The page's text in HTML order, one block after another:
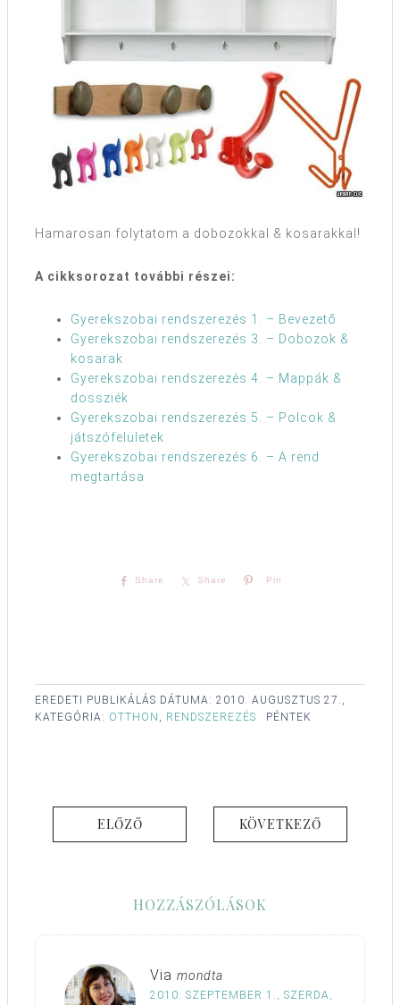
Hamarosan folytatom a dobozokkal & kosarakkal!
A cikksorozat további részei:
Gyerekszobai rendszerezés 1. – Bevezető
Gyerekszobai rendszerezés 3. – Dobozok &
kosarak
Gyerekszobai rendszerezés 4. – Mappák &
dossziék
Gyerekszobai rendszerezés 5. – Polcok &
játszófelületek
Gyerekszobai rendszerezés 6. – A rend
megtartása
Share Share Pin
EREDETI PUBLIKÁLÁS DÁTUMA: 2010. AUGUSZTUS 27.,
PÉNTEK
KATEGÓRIA: OTTHON , RENDSZEREZÉS
ELŐZŐ KÖVETKEZŐ
HOZZÁSZÓLÁSOK
Via mondta
2010. SZEPTEMBER 1., SZERDA,